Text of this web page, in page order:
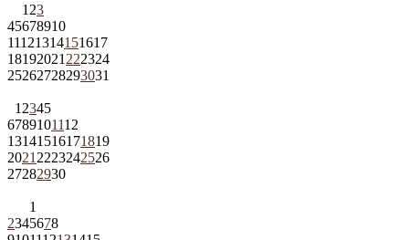
1 23
45678910
11121314151617
18192021 222324
25262728293031
1 2345
6789101112
13141516171819
2021 2223242526
27282930
1
2345678